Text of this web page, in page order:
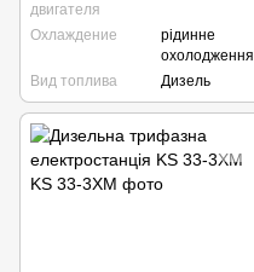
двигателя
Охлаждение
рідинне
охолодження
Вид топлива
Дизель